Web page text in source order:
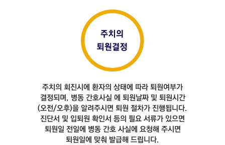
주치의 회진시에 환자의 상태에 따라 퇴원여부가
결정되며, 병동 간호사실 에 퇴원날짜 및 퇴원시간
(오전/오후)을 알려주시면 퇴원 절차가 진행됩니다.
진단서 및 입퇴원 확인서 등의 필요 서류가 있으면
퇴원일 전일에 병동 간호사실에 요청해 주시면
퇴원일에 맞춰 발급해 드립니다.